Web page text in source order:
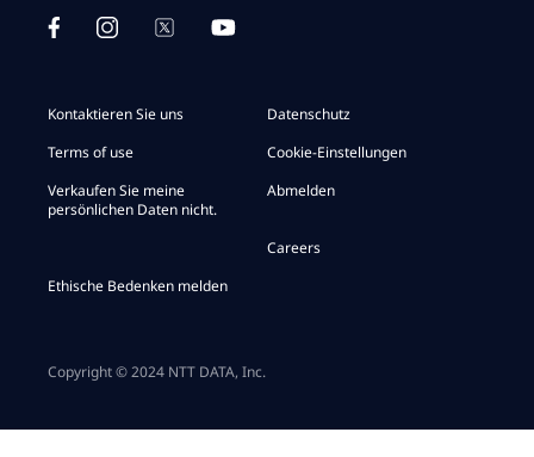
Kontaktieren Sie uns
Datenschutz
Terms of use
Cookie-Einstellungen
Verkaufen Sie meine
persönlichen Daten nicht.
Abmelden
Careers
Ethische Bedenken melden
Copyright © 2024 NTT DATA, Inc.